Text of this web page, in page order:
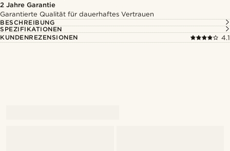
2 Jahre Garantie
Garantierte Qualität für dauerhaftes Vertrauen
BESCHREIBUNG
SPEZIFIKATIONEN
KUNDENREZENSIONEN
4.1